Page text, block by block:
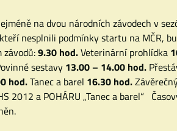
na dvou národních závodech v
nesplnili podmínky startu na MČR,
závodů:9.30 hod.Veterinární prohlídka
sestavy 13.00 – 14.00 hod.
hod.Tanec a barel 16.30 hod.
2012 a POHÁRU „Tanec a barel“